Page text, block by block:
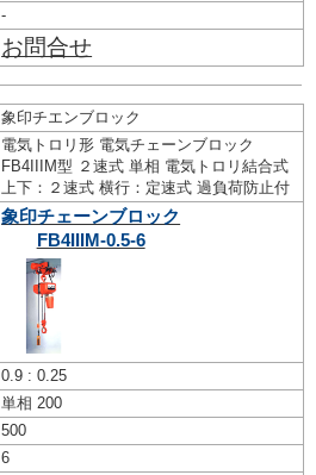
-
お問合せ
象印チエンブロック
電気トロリ形 電気チェーンブロック
FB4IIIM型 ２速式 単相 電気トロリ結合式
上下：２速式 横行：定速式 過負荷防止付
象印チェーンブロック
FB4IIIM-0.5-6
0.9 : 0.25
単相 200
500
6